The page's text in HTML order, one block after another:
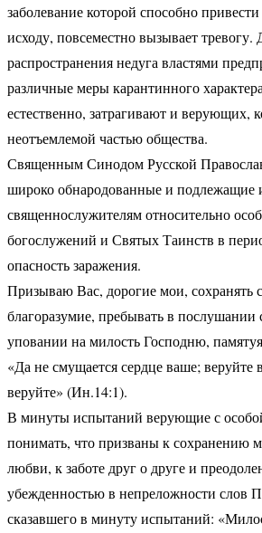
заболевание которой способно
исходу, повсеместно вызывает тревогу.
распространения недуга властями
различные меры карантинного
естественно, затрагивают и верующих,
неотъемлемой частью общества.
Священным Синодом Русской
широко обнародованные и подлежащие
священнослужителям относительно
богослужений и Святых Таинств в
опасность заражения.
Призываю Вас, дорогие мои, сохранять
благоразумие, пребывать в
уповании на милость Господню,
«Да не смущается сердце ваше; веруйте
веруйте» (Ин.14:1).
В минуты испытаний верующие с
понимать, что призваны к сохранению
любви, к заботе друг о друге и
убежденностью в непреложности слов
сказавшего в минуту испытаний: